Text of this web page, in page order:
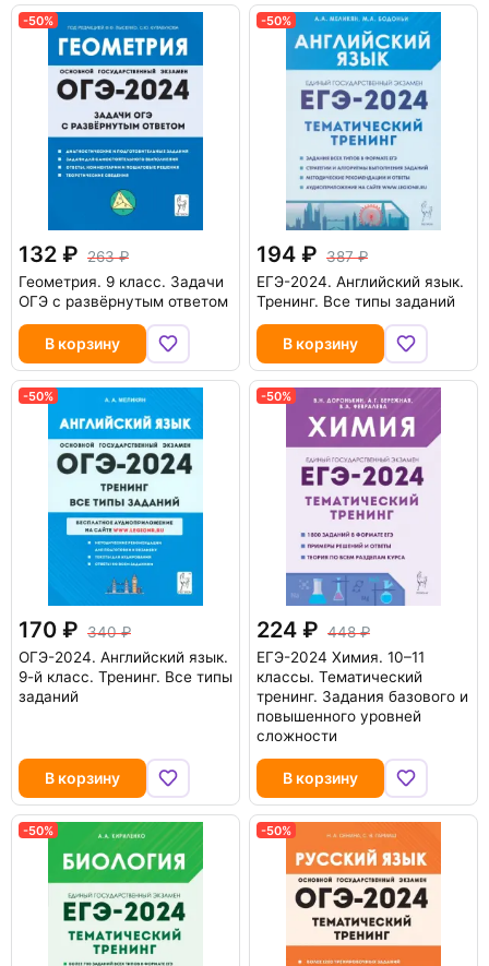
-50%
132
263
Геометрия. 9 класс. Задачи
ОГЭ с развёрнутым ответом
В корзину
-50%
194
387
ЕГЭ-2024. Английский язык.
Тренинг. Все типы заданий
В корзину
-50%
170
340
ОГЭ-2024. Английский язык.
9-й класс. Тренинг. Все типы
заданий
В корзину
-50%
224
448
ЕГЭ-2024 Химия. 10–11
классы. Тематический
тренинг. Задания базового и
повышенного уровней
сложности
В корзину
-50% -50%